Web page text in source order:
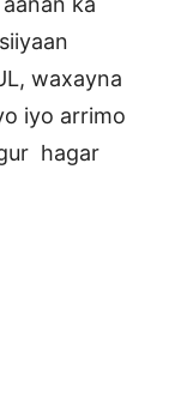
waxayna
iyo arrimo
hagar